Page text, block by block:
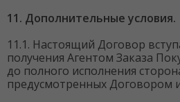
11. Дополнительные условия.
11.1. Настоящий Договор
получения Агентом Заказа
до полного исполнения
предусмотренных Договором